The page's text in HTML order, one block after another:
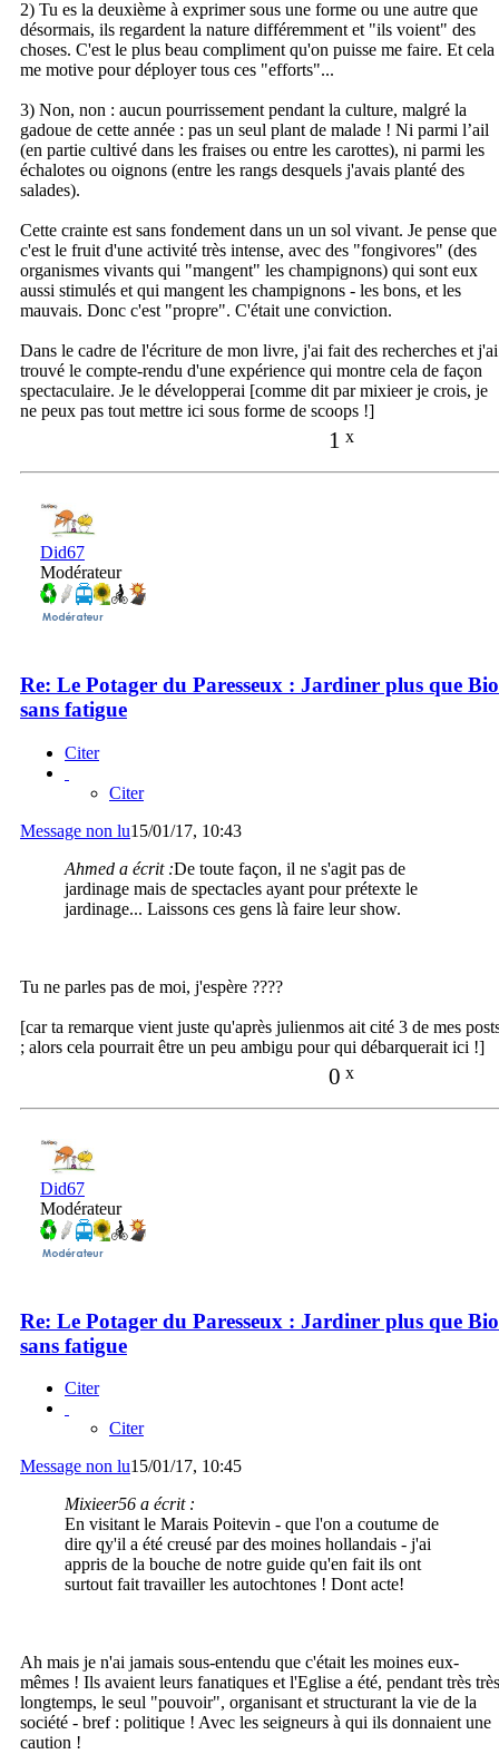
2) Tu es la deuxième à exprimer sous une forme ou une autre que
désormais, ils regardent la nature différemment et "ils voient" des
choses. C'est le plus beau compliment qu'on puisse me faire. Et cela
me motive pour déployer tous ces "efforts"...
3) Non, non : aucun pourrissement pendant la culture, malgré la
gadoue de cette année : pas un seul plant de malade ! Ni parmi l’ail
(en partie cultivé dans les fraises ou entre les carottes), ni parmi les
échalotes ou oignons (entre les rangs desquels j'avais planté des
salades).
Cette crainte est sans fondement dans un un sol vivant. Je pense que
c'est le fruit d'une activité très intense, avec des "fongivores" (des
organismes vivants qui "mangent" les champignons) qui sont eux
aussi stimulés et qui mangent les champignons - les bons, et les
mauvais. Donc c'est "propre". C'était une conviction.
Dans le cadre de l'écriture de mon livre, j'ai fait des recherches et j'ai
trouvé le compte-rendu d'une expérience qui montre cela de façon
spectaculaire. Je le développerai [comme dit par mixieer je crois, je
ne peux pas tout mettre ici sous forme de scoops !]
1 x
Did67
Modérateur
Re: Le Potager du Paresseux : Jardiner plus que Bio
sans fatigue
Citer
Citer
Message non lu15/01/17, 10:43
Ahmed a écrit :De toute façon, il ne s'agit pas de
jardinage mais de spectacles ayant pour prétexte le
jardinage... Laissons ces gens là faire leur show.
Tu ne parles pas de moi, j'espère ????
[car ta remarque vient juste qu'après julienmos ait cité 3 de mes
; alors cela pourrait être un peu ambigu pour qui débarquerait ici !]
0 x
Did67
Modérateur
Re: Le Potager du Paresseux : Jardiner plus que Bio
sans fatigue
Citer
Citer
Message non lu15/01/17, 10:45
Mixieer56 a écrit :
En visitant le Marais Poitevin - que l'on a coutume de
dire qy'il a été creusé par des moines hollandais - j'ai
appris de la bouche de notre guide qu'en fait ils ont
surtout fait travailler les autochtones ! Dont acte!
Ah mais je n'ai jamais sous-entendu que c'était les moines eux-
mêmes ! Ils avaient leurs fanatiques et l'Eglise a été, pendant très très
longtemps, le seul "pouvoir", organisant et structurant la vie de la
société - bref : politique ! Avec les seigneurs à qui ils donnaient une
caution !